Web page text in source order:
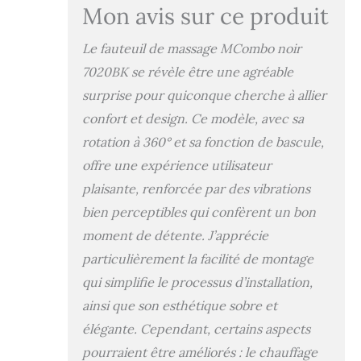
fonction minuterie
vous donnent une
meilleure
expérience de
massage. Vous
pouvez régler
individuellement la
zone de massage
Fonction de
chauffage intégrée
: L'élément
chauffant intégré
au dossier permet
une relaxation
couper la
circulation
sanguine et rend
les massages
agréables et
Mon avis sur ce produit
Le fauteuil de massage MCombo noir
7020BK se révèle être une agréable
surprise pour quiconque cherche à allier
confort et design. Ce modèle, avec sa
rotation à 360° et sa fonction de bascule,
offre une expérience utilisateur
plaisante, renforcée par des vibrations
bien perceptibles qui confèrent un bon
moment de détente. J’apprécie
particulièrement la facilité de montage
qui simplifie le processus d’installation,
ainsi que son esthétique sobre et
élégante. Cependant, certains aspects
pourraient être améliorés : le chauffage